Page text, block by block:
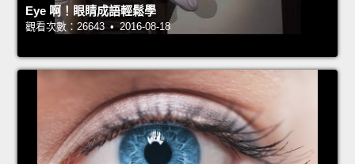
Eye 啊！眼睛成語輕鬆學
觀看次數：26643 • 2016-08-18